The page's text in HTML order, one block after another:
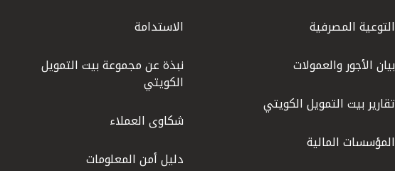
التوعية المصرفية
بيان الأجور والعمولات
تقارير بيت التمويل الكويتي
المؤسسات المالية
الاستدامة
نبذة عن مجموعة بيت التمويل
الكويتي
شكاوى العملاء
دليل أمن المعلومات